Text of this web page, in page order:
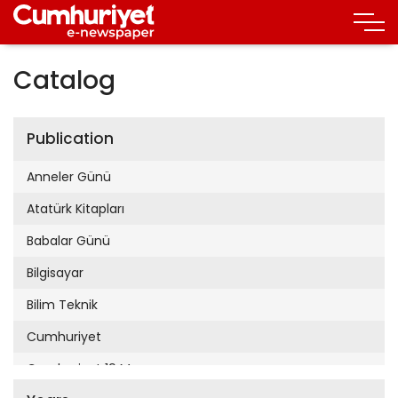
Catalog
Publication
Anneler Günü
Atatürk Kitapları
Babalar Günü
Bilgisayar
Bilim Teknik
Cumhuriyet
Cumhuriyet 19 Mayıs